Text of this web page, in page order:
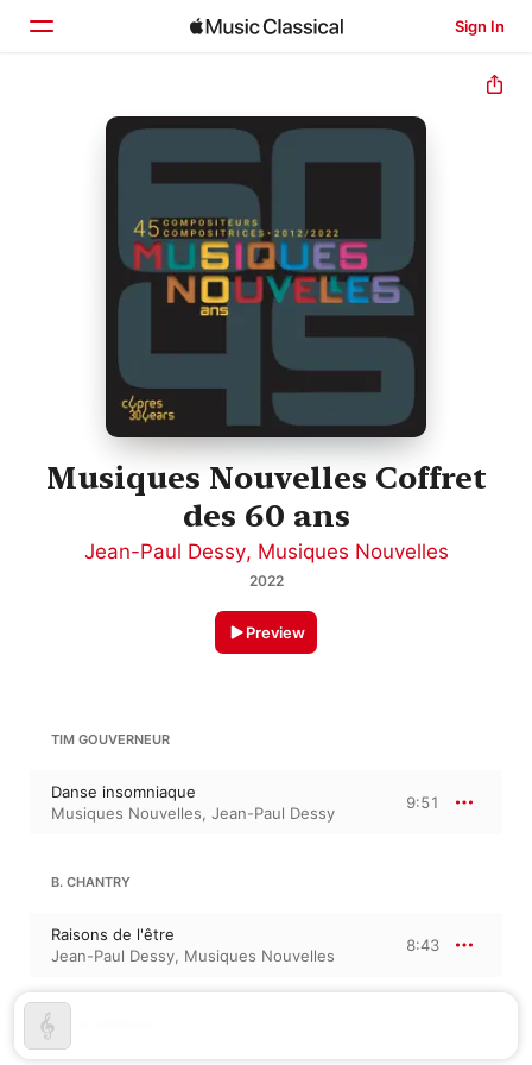
Sign In
Home
Search
Musiques Nouvelles Coffret
des 60 ans
Jean-Paul Dessy, Musiques Nouvelles
2022
Preview
TIM GOUVERNEUR
Danse insomniaque
Musiques Nouvelles, Jean-Paul Dessy
9:51
B. CHANTRY
Raisons de l'être
Jean-Paul Dessy, Musiques Nouvelles
8:43
A. TSILOGIANNIS